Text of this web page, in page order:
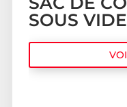
SOUS